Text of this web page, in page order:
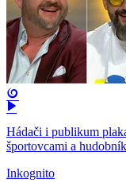
Hádači i publikum
športovcami a
Inkognito